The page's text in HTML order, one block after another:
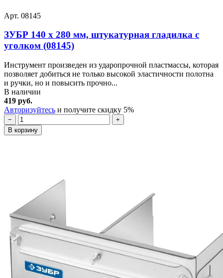
Арт. 08145
ЗУБР 140 х 280 мм, штукатурная гладилка с
уголком (08145)
Инструмент произведен из ударопрочной пластмассы, которая
позволяет добиться не только высокой эластичности полотна
и ручки, но и повысить прочно...
В наличии
419 руб.
Авторизуйтесь и получите скидку 5%
−
+
В корзину